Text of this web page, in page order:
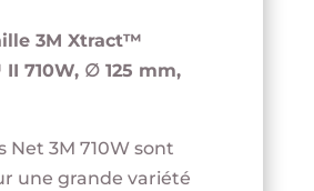
3M Xtract™
710W, ∅ 125 mm,
Net 3M 710W sont
une grande variété